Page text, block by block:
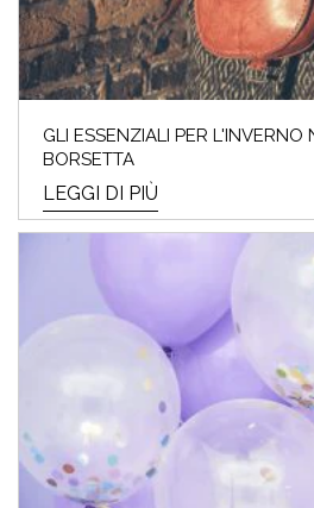
GLI ESSENZIALI PER L'INVERNO
BORSETTA
LEGGI DI PIÙ